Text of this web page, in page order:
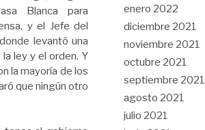
Blanca para
y el Jefe del
levantó una
ley y el orden. Y
la mayoría de los
que ningún otro
enero 2022
diciembre 2021
noviembre 2021
octubre 2021
septiembre 2021
agosto 2021
julio 2021